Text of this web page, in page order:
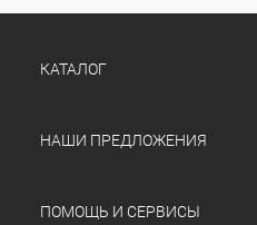
КАТАЛОГ
НАШИ ПРЕДЛОЖЕНИЯ
ПОМОЩЬ И СЕРВИСЫ